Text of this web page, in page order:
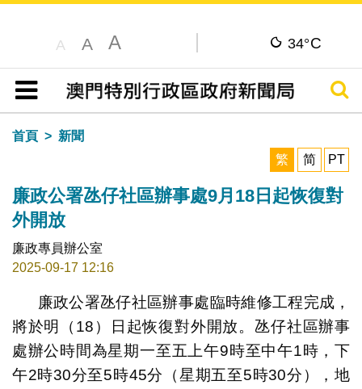
A A A 34°C
目錄
搜尋
首頁
新聞
繁
简 PT
廉政公署氹仔社區辦事處9月18日起恢復對
外開放
廉政專員辦公室
2025-09-17 12:16
廉政公署氹仔社區辦事處臨時維修工程完成，
將於明（18）日起恢復對外開放。氹仔社區辦事
處辦公時間為星期一至五上午9時至中午1時，下
午2時30分至5時45分（星期五至5時30分），地